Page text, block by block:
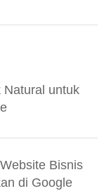
Natural untuk
Bisnis
di Google